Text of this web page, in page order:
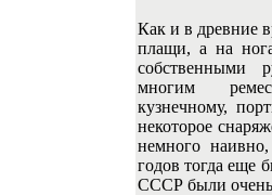
Как и в древние
плащи, а на
собственными
многим
кузнечному,
некоторое
немного
годов тогда еще
СССР были